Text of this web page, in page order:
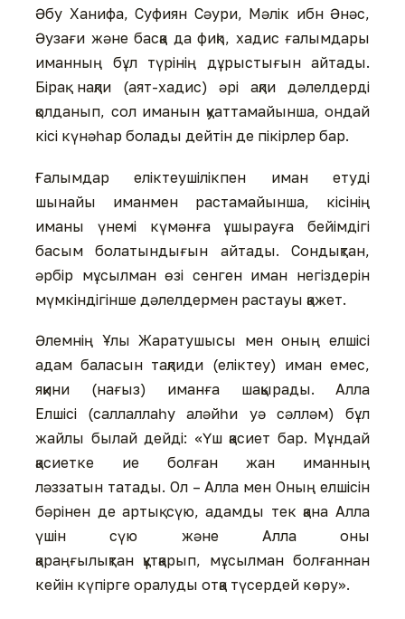
Әбу Ханифа, Суфиян Сәури, Мәлік ибн Әнәс,
Әузағи және басқа да фиқһ, хадис ғалымдары
иманның бұл түрінің дұрыстығын айтады.
Бірақ нақли (аят-хадис) әрі ақли дәлелдерді
қолданып, сол иманын қуаттамайынша, ондай
кісі күнәһар болады дейтін де пікірлер бар.
Ғалымдар еліктеушілікпен иман етуді
шынайы иманмен растамайынша, кісінің
иманы үнемі күмәнға ұшырауға бейімдігі
басым болатындығын айтады. Сондықтан,
әрбір мұсылман өзі сенген иман негіздерін
мүмкіндігінше дәлелдермен растауы қажет.
Әлемнің Ұлы Жаратушысы мен оның елшісі
адам баласын тақлиди (еліктеу) иман емес,
яқини (нағыз) иманға шақырады. Алла
Елшісі (саллаллаһу аләйһи уә сәлләм) бұл
жайлы былай дейді: «Үш қасиет бар. Мұндай
қасиетке ие болған жан иманның
ләззатын татады. Ол – Алла мен Оның елшісін
бәрінен де артық сүю, адамды тек қана Алла
үшін сүю және Алла оны
қараңғылықтан құтқарып, мұсылман болғаннан
кейін күпірге оралуды отқа түсердей көру».